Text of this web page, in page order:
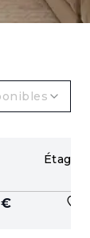
Étage